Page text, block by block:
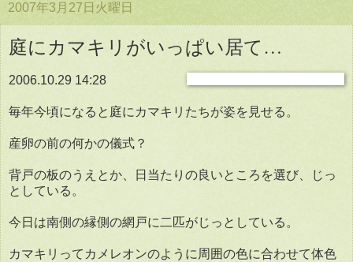
2007年3月27日火曜日
庭にカマキリがいっぱい居て…
2006.10.29 14:28
毎年今頃になると庭にカマキリたちが姿を見せる。
産卵の前の何かの儀式？
背戸の板のうえとか、日当たりの良いところを選び、じっ
としている。
今日は南側の縁側の網戸に二匹がじっとしている。
カマキリってカメレオンのように周囲の色に合わせて体色